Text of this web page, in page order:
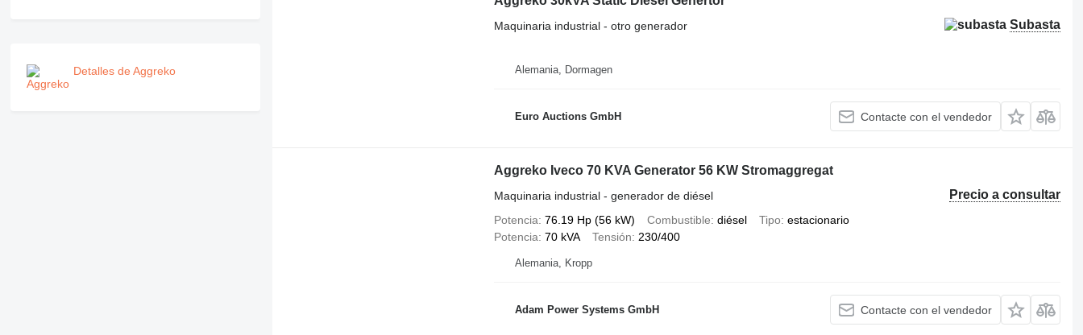
Detalles de Aggreko
Subasta
Maquinaria industrial - otro generador
Alemania, Dormagen
Euro Auctions GmbH Contacte con el vendedor
Aggreko Iveco 70 KVA Generator 56 KW Stromaggregat
Precio a consultar
Maquinaria industrial - generador de diésel
Potencia 76.19 Hp (56 kW) Combustible diésel Tipo estacionario
Potencia 70 kVA Tensión 230/400
Alemania, Kropp
Adam Power Systems GmbH Contacte con el vendedor